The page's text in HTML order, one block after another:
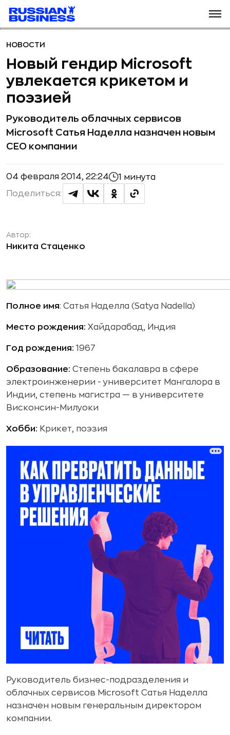
НОВОСТИ
Новый гендир Microsoft
увлекается крикетом и
поэзией
Руководитель облачных сервисов
Microsoft Сатья Наделла назначен новым
CEO компании
04 февраля 2014, 22:24 1 минута
Поделиться:
Автор:
Никита Стаценко
Полное имя: Сатья Наделла (Satya Nadella)
Место рождения: Хайдарабад, Индия
Год рождения: 1967
Образование: Степень бакалавра в сфере
электроинженерии - университет Мангалора в
Индии, степень магистра — в университете
Висконсин-Милуоки
Хобби: Крикет, поэзия
Руководитель бизнес-подразделения и
облачных сервисов Microsoft Сатья Наделла
назначен новым генеральным директором
компании.